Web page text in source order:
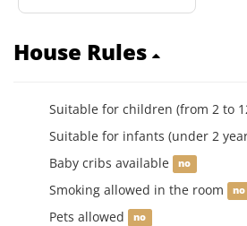
House Rules
Suitable for children (from 2 to
Suitable for infants (under 2
Baby cribs available no
Smoking allowed in the room no
Pets allowed no